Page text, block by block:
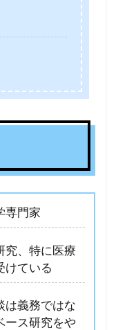
専門家
究、特に医療
けている
は義務ではな
ース研究をや